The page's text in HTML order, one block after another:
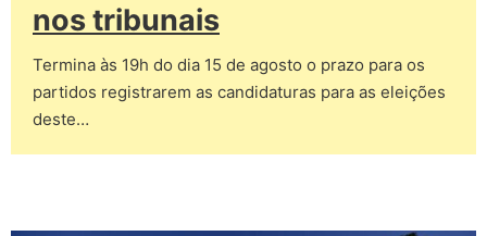
nos tribunais
Termina às 19h do dia 15 de agosto o prazo para os
partidos registrarem as candidaturas para as eleições
deste…